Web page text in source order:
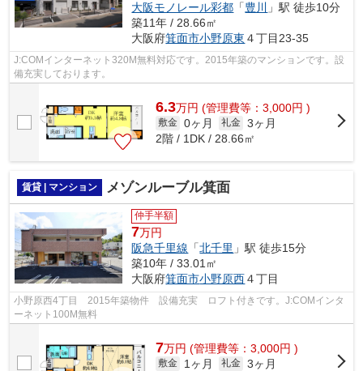
大阪モノレール彩都 「豊川
」駅 徒歩10分
築11年 / 28.66㎡
大阪府箕面市小野原東 ４丁目23-35
J:COMインターネット320M無料対応です。2015年築のマンションです。設
備充実しております。
6.3万円 (管理費等：3,000円 )
敷金 0ヶ月 礼金 3ヶ月
2階 / 1DK / 28.66㎡
賃貸 | マンション メゾンルーブル箕面
仲手半額
7万円
阪急千里線 「北千里 」駅 徒歩15分
築10年 / 33.01㎡
大阪府箕面市小野原西４丁目
小野原西4丁目 2015年築物件 設備充実 ロフト付きです。J:COMインタ
ーネット100M無料
7万円 (管理費等：3,000円 )
敷金 1ヶ月 礼金 3ヶ月